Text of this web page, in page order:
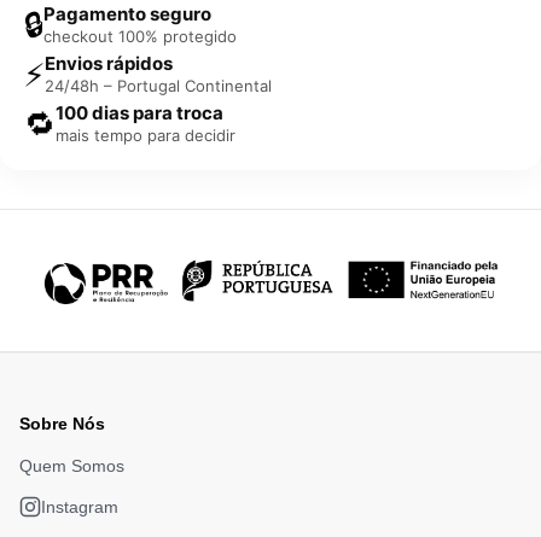
🔒Pagamento seguro
checkout 100% protegido
⚡Envios rápidos
24/48h – Portugal Continental
🔁100 dias para troca
mais tempo para decidir
Sobre Nós
Quem Somos
Instagram